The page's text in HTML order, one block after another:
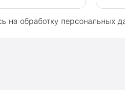
на обработку персональных